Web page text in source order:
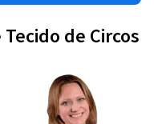
de Circos